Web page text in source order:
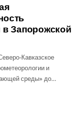
в Запорожской
Кавказское
и
среды» до…